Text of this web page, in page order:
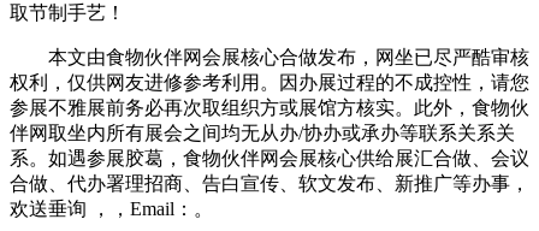
取节制手艺！
本文由食物伙伴网会展核心合做发布，网坐已尽严酷审核
权利，仅供网友进修参考利用。因办展过程的不成控性，请您
参展不雅展前务必再次取组织方或展馆方核实。此外，食物伙
伴网取坐内所有展会之间均无从办/协办或承办等联系关系关
系。如遇参展胶葛，食物伙伴网会展核心供给展汇合做、会议
合做、代办署理招商、告白宣传、软文发布、新推广等办事，
欢送垂询 ，，Email：。